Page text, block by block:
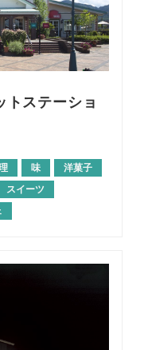
トステーショ
味
洋菓子
スイーツ